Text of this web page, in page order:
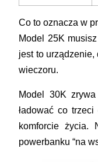
Co to oznacza w
Model 25K
jest to urządzenie,
wieczoru.
Model 30K
ładować co
komforcie życia.
powerbanku “na